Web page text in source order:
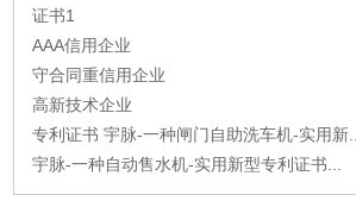
证书1
AAA信用企业
守合同重信用企业
高新技术企业
专利证书 宇脉-一种闸门自助洗车机-实用新...
宇脉-一种自动售水机-实用新型专利证书...